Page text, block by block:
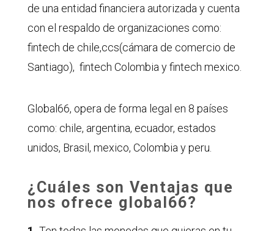
de una entidad financiera autorizada y cuenta
con el respaldo de organizaciones como:
fintech de chile,ccs(cámara de comercio de
Santiago), fintech Colombia y fintech mexico.
Global66, opera de forma legal en 8 países
como: chile, argentina, ecuador, estados
unidos, Brasil, mexico, Colombia y peru.
¿Cuáles son Ventajas que
nos ofrece global66?